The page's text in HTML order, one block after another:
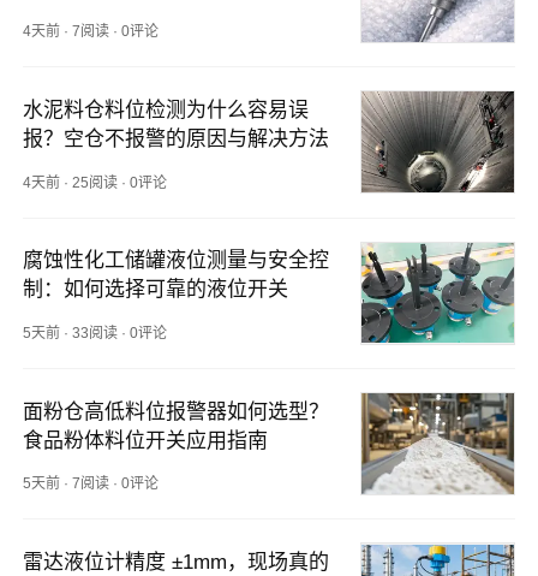
4天前 ·7阅读 ·0评论
水泥料仓料位检测为什么容易误
报？空仓不报警的原因与解决方法
4天前 · 25阅读 ·0评论
腐蚀性化工储罐液位测量与安全控
制：如何选择可靠的液位开关
5天前 ·33阅读 ·0评论
面粉仓高低料位报警器如何选型？
食品粉体料位开关应用指南
5天前 ·7阅读 ·0评论
雷达液位计精度 ±1mm，现场真的